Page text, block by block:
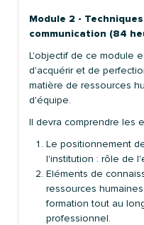
Module 2 -
communication (84
L'objectif de ce module
d'acquérir et de
matière de ressources
d'équipe.
Il devra comprendre les
Le positionnement
l'institution : rôle de
Eléments de
ressources
formation tout au
professionnel.